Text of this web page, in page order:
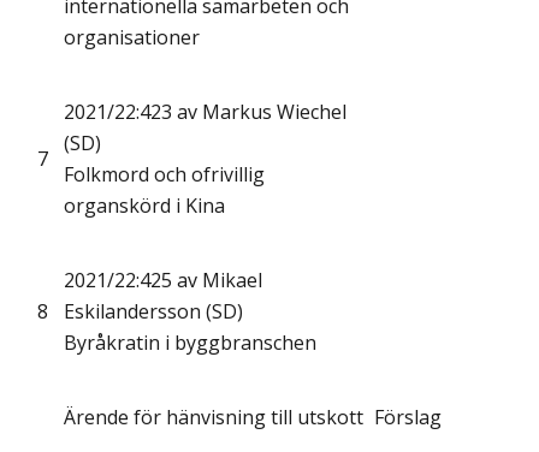
internationella samarbeten och
organisationer
7
2021/22:423 av Markus Wiechel
(SD)
Folkmord och ofrivillig
organskörd i Kina
8
2021/22:425 av Mikael
Eskilandersson (SD)
Byråkratin i byggbranschen
Ärende för hänvisning till utskott Förslag